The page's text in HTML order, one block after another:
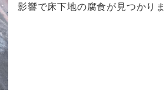
影響で床下地の腐食が見つかりま